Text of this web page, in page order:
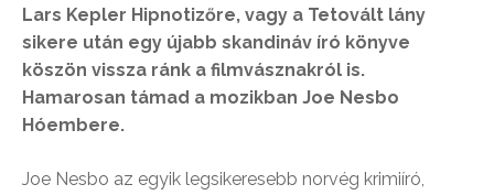
Lars Kepler Hipnotizőre, vagy a Tetovált lány
sikere után egy újabb skandináv író könyve
köszön vissza ránk a filmvásznakról is.
Hamarosan támad a mozikban Joe Nesbo
Hóembere.
Joe Nesbo az egyik legsikeresebb norvég krimiíró,